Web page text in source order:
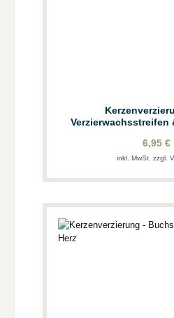
Verzierwachsstreifen
6,95 €
inkl. MwSt. zzgl.